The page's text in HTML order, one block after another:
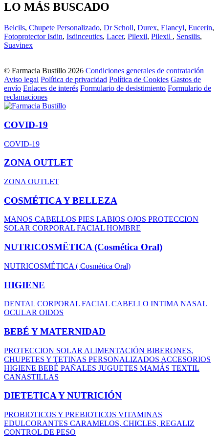
LO MÁS BUSCADO
Belcils, Chupete Personalizado, Dr Scholl, Durex, Elancyl, Eucerin,
Fotoprotector Isdin, Isdinceutics, Lacer, Pilexil, Pilexil , Sensilis,
Suavinex
© Farmacia Bustillo 2026 Condiciones generales de contratación
Aviso legal Política de privacidad Política de Cookies Gastos de
envío Enlaces de interés Formulario de desistimiento Formulario de
reclamaciones
COVID-19
COVID-19
ZONA OUTLET
ZONA OUTLET
COSMÉTICA Y BELLEZA
MANOS CABELLOS PIES LABIOS OJOS PROTECCION
SOLAR CORPORAL FACIAL HOMBRE
NUTRICOSMËTICA (Cosmética Oral)
NUTRICOSMÉTICA ( Cosmética Oral)
HIGIENE
DENTAL CORPORAL FACIAL CABELLO INTIMA NASAL
OCULAR OIDOS
BEBÉ Y MATERNIDAD
PROTECCION SOLAR ALIMENTACIÓN BIBERONES,
CHUPETES Y TETINAS PERSONALIZADOS ACCESORIOS
HIGIENE BEBÉ PAÑALES JUGUETES MAMÁS TEXTIL
CANASTILLAS
DIETETICA Y NUTRICIÓN
PROBIOTICOS Y PREBIOTICOS VITAMINAS
EDULCORANTES CARAMELOS, CHICLES, REGALIZ
CONTROL DE PESO